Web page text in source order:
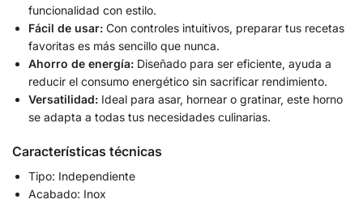
funcionalidad con estilo.
Fácil de usar: Con controles intuitivos, preparar tus recetas
favoritas es más sencillo que nunca.
Ahorro de energía: Diseñado para ser eficiente, ayuda a
reducir el consumo energético sin sacrificar rendimiento.
Versatilidad: Ideal para asar, hornear o gratinar, este horno
se adapta a todas tus necesidades culinarias.
Características técnicas
Tipo: Independiente
Acabado: Inox